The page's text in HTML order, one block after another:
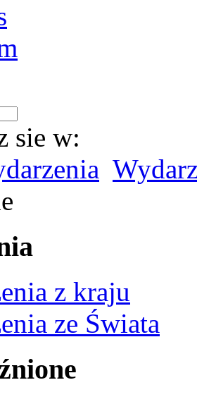
sie w:
z kraju
ze Świata